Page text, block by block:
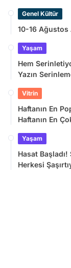
Genel Kültür
10-16 Ağustos
Yaşam
Hem
Yazın
Vitrin
Haftanın En
Haftanın En
Yaşam
Hasat
Herkesi